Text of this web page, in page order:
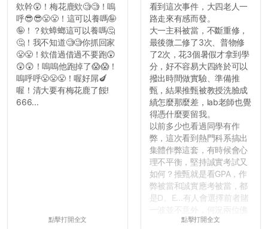
欸幹😲！梅花鹿欸🧐🧐！嗚
呼😎😎😤😤！這可以養嗎🤪
🤪！？欸蟑螂這可以養嗎🤔
🤔！我不知道🧐🧐你抓回家
😤😤！欸借過借過不要跑😲
😲😲！嗚嗚他跑掉了😱😱！
嗚呼呼😤😤😤！喔好屌🍆
喔！清大要有梅花鹿了餒!
666...
點擊打開全文
看到這次事件，大四老人一
路走來有感而發。
大一主科被當，不斷重修，
最後微二修了3次、普物修
了2次，花3個暑假才拿到學
分，好不容易大四終於可以
撥出時間做實驗、準備推
甄，結果推甄被教授洗臉成
績怎麼那麼差，lab老師也覺
得憑什麼要留我。
以前多少也看過同學有作
弊，這次看到熱門科系搞出
集體作弊這套，有時候會心
理不平衡，堅持誠實考試又
如何？推甄就是看GPA，作
弊被當和誠實應考被當，都
是D、E...有人會選擇前者賭
心教授看起來要輕輕放下
點擊打開全文